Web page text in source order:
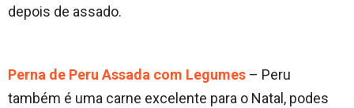
depois de assado.
Perna de Peru Assada com Legumes – Peru
também é uma carne excelente para o Natal, podes